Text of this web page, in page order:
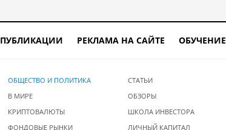
ПУБЛИКАЦИИ РЕКЛАМА НА САЙТЕ ОБУЧЕНИЕ
ОБЩЕСТВО И ПОЛИТИКА
В МИРЕ
КРИПТОВАЛЮТЫ
ФОНДОВЫЕ РЫНКИ
СТАТЬИ
ОБЗОРЫ
ШКОЛА ИНВЕСТОРА
ЛИЧНЫЙ КАПИТАЛ